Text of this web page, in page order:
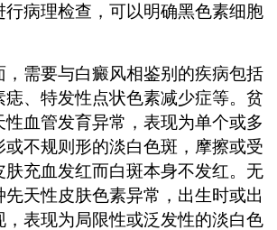
行病理检查，可以明确黑色素细胞
，需要与白癜风相鉴别的疾病包括
痣、特发性点状色素减少症等。贫
性血管发育异常，表现为单个或多
或不规则形的淡白色斑，摩擦或受
肤充血发红而白斑本身不发红。无
天性皮肤色素异常，出生时或出
，表现为局限性或泛发性的淡白色